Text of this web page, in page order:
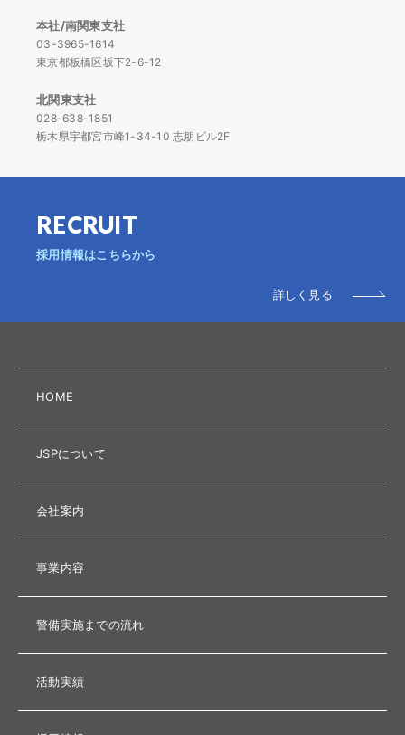
本社/南関東支社
03-3965-1614
東京都板橋区坂下2-6-12
北関東支社
028-638-1851
栃木県宇都宮市峰1-34-10 志朋ビル2F
RECRUIT
採用情報はこちらから
詳しく見る
HOME
JSPについて
会社案内
事業内容
警備実施までの流れ
活動実績